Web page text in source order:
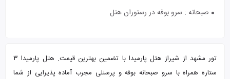
صبحانه : سرو بوفه در رستوران هتل
تور مشهد از شیراز هتل پارمیدا با تضمین بهترین قیمت. هتل پارمیدا ۳
ستاره همراه با سرو صبحانه بوفه و پرسنلی مجرب آماده پذیرایی از شما